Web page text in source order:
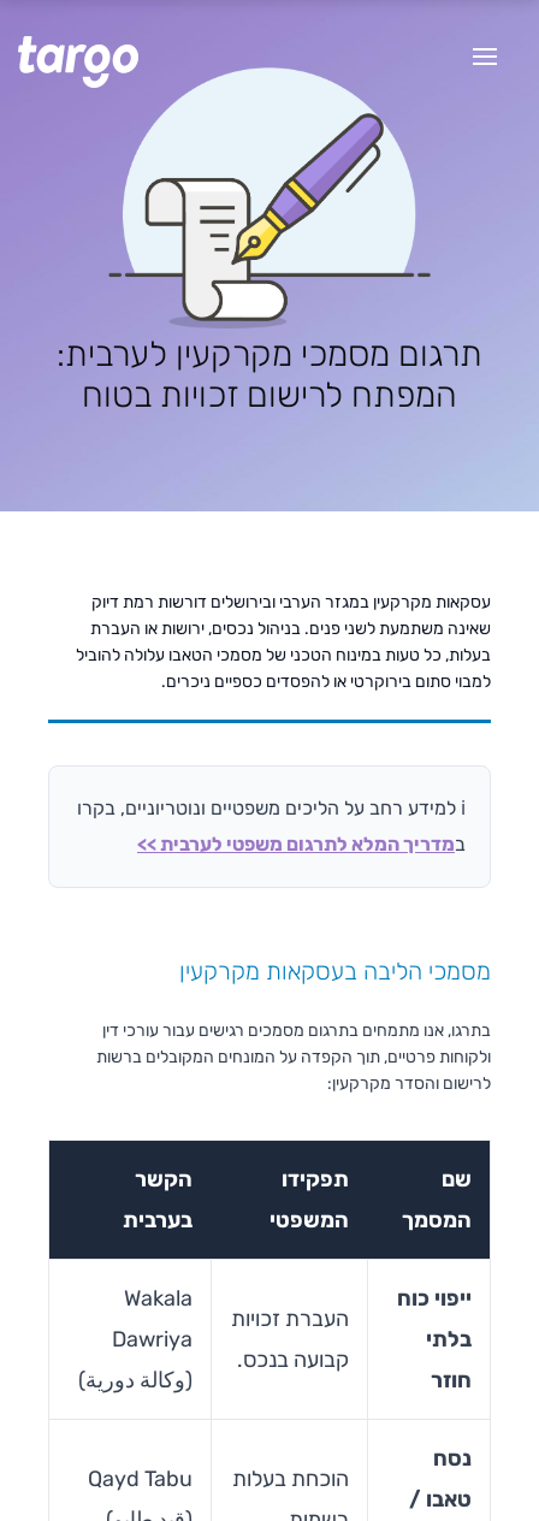
תרגום מסמכי מקרקעין לערבית:
המפתח לרישום זכויות בטוח
עסקאות מקרקעין במגזר הערבי ובירושלים דורשות רמת דיוק
שאינה משתמעת לשני פנים. בניהול נכסים, ירושות או העברת
בעלות, כל טעות במינוח הטכני של מסמכי הטאבו עלולה להוביל
למבוי סתום בירוקרטי או להפסדים כספיים ניכרים.
ℹ️ למידע רחב על הליכים משפטיים ונוטריוניים, בקרו
במדריך המלא לתרגום משפטי לערבית >>
מסמכי הליבה בעסקאות מקרקעין
בתרגו, אנו מתמחים בתרגום מסמכים רגישים עבור עורכי דין
ולקוחות פרטיים, תוך הקפדה על המונחים המקובלים ברשות
לרישום והסדר מקרקעין:
שם
המסמך
תפקידו
המשפטי
הקשר
בערבית
ייפוי כוח
בלתי
חוזר
העברת זכויות
קבועה בנכס.
Wakala
Dawriya
(وكالة دورية)
נסח
טאבו /
הוכחת בעלות
Qayd Tabu